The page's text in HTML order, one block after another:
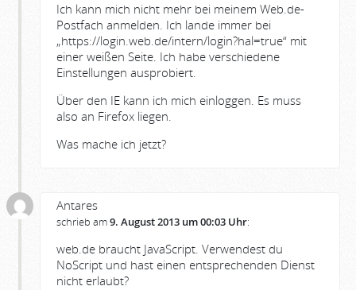
Ich kann mich nicht mehr bei meinem Web.de-
Postfach anmelden. Ich lande immer bei
„https://login.web.de/intern/login?hal=true“ mit
einer weißen Seite. Ich habe verschiedene
Einstellungen ausprobiert.
Über den IE kann ich mich einloggen. Es muss
also an Firefox liegen.
Was mache ich jetzt?
Antares
schrieb am9. August 2013 um 00:03 Uhr:
web.de braucht JavaScript. Verwendest du
NoScript und hast einen entsprechenden Dienst
nicht erlaubt?